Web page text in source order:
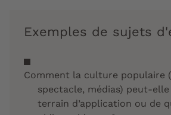
Exemples de sujets
Comment la culture populaire
spectacle, médias) peut-
terrain d’application ou de